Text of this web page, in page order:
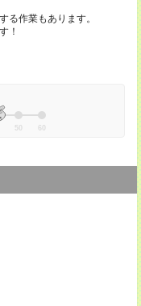
る作業もあります。
！
50 60